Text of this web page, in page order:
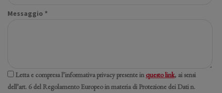
Messaggio *
Letta e compresa l’informativa privacy presente in questo link, ai sensi
dell’art. 6 del Regolamento Europeo in materia di Protezione dei Dati n.